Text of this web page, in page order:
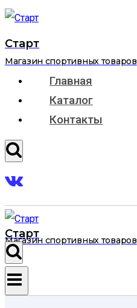
Перейти
содержимому
Старт
Магазин спортивных товаров
Главная
Каталог
Контакты
Старт
Магазин спортивных товаров